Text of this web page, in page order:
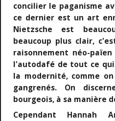
concilier le paganisme
ce dernier est un art
Nietzsche est
beaucoup plus clair,
raisonnement néo-
l'autodafé de tout ce
la modernité, comme
gangrenés. On
bourgeois, à sa manière
Cependant